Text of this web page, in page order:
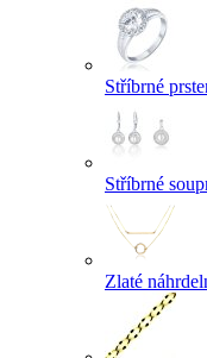
Stříbrné
Stříbrné
Zlaté